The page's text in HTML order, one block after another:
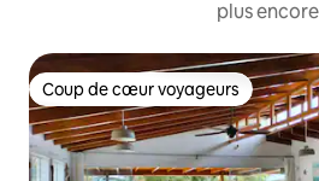
plus
Coup de cœur voyageurs
Coup de cœur voyageurs